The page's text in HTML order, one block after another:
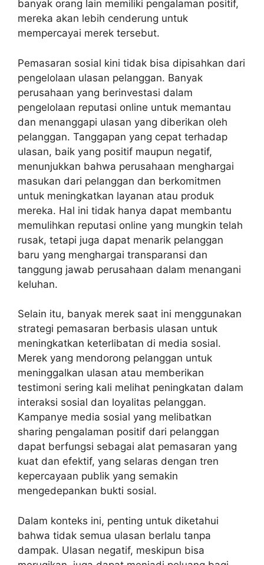
banyak orang lain memiliki pengalaman positif,
mereka akan lebih cenderung untuk
mempercayai merek tersebut.
Pemasaran sosial kini tidak bisa dipisahkan dari
pengelolaan ulasan pelanggan. Banyak
perusahaan yang berinvestasi dalam
pengelolaan reputasi online untuk memantau
dan menanggapi ulasan yang diberikan oleh
pelanggan. Tanggapan yang cepat terhadap
ulasan, baik yang positif maupun negatif,
menunjukkan bahwa perusahaan menghargai
masukan dari pelanggan dan berkomitmen
untuk meningkatkan layanan atau produk
mereka. Hal ini tidak hanya dapat membantu
memulihkan reputasi online yang mungkin telah
rusak, tetapi juga dapat menarik pelanggan
baru yang menghargai transparansi dan
tanggung jawab perusahaan dalam menangani
keluhan.
Selain itu, banyak merek saat ini menggunakan
strategi pemasaran berbasis ulasan untuk
meningkatkan keterlibatan di media sosial.
Merek yang mendorong pelanggan untuk
meninggalkan ulasan atau memberikan
testimoni sering kali melihat peningkatan dalam
interaksi sosial dan loyalitas pelanggan.
Kampanye media sosial yang melibatkan
sharing pengalaman positif dari pelanggan
dapat berfungsi sebagai alat pemasaran yang
kuat dan efektif, yang selaras dengan tren
kepercayaan publik yang semakin
mengedepankan bukti sosial.
Dalam konteks ini, penting untuk diketahui
bahwa tidak semua ulasan berlalu tanpa
dampak. Ulasan negatif, meskipun bisa